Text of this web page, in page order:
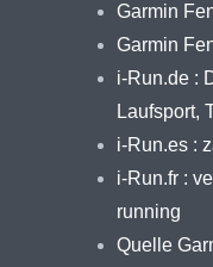
Garmin
Garmin
i-Run.de :
Laufsport,
i-Run.es :
i-Run.fr :
running
Quelle